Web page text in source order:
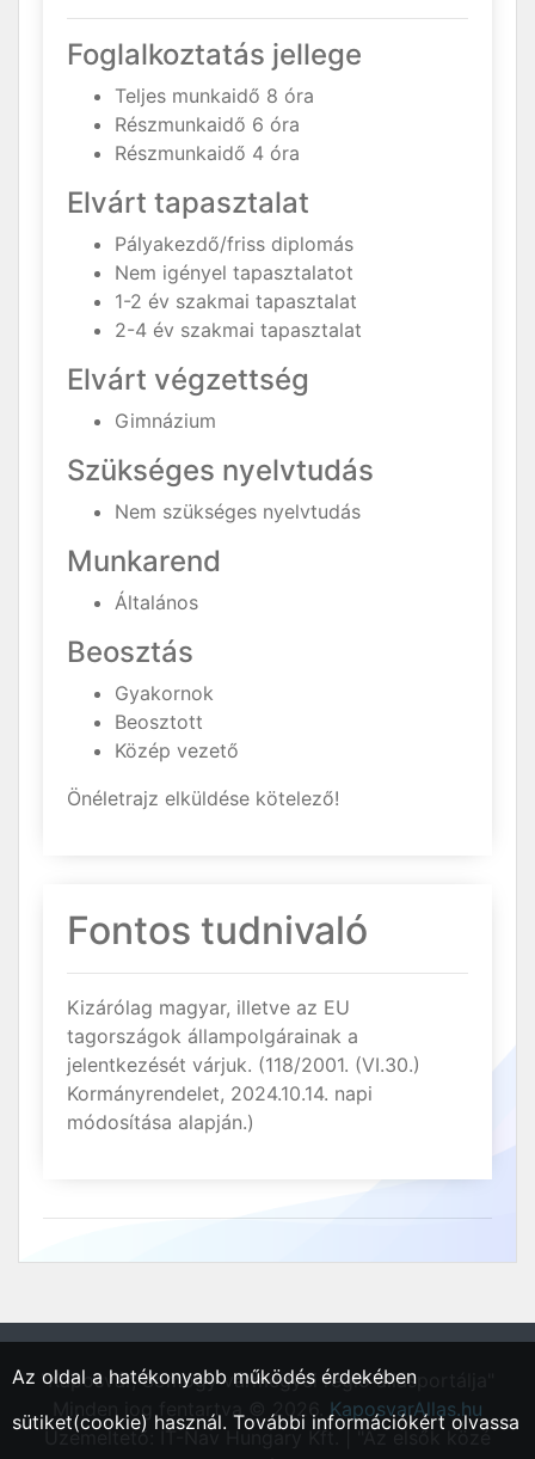
Foglalkoztatás jellege
Teljes munkaidő 8 óra
Részmunkaidő 6 óra
Részmunkaidő 4 óra
Elvárt tapasztalat
Pályakezdő/friss diplomás
Nem igényel tapasztalatot
1-2 év szakmai tapasztalat
2-4 év szakmai tapasztalat
Elvárt végzettség
Gimnázium
Szükséges nyelvtudás
Nem szükséges nyelvtudás
Munkarend
Általános
Beosztás
Gyakornok
Beosztott
Közép vezető
Önéletrajz elküldése kötelező!
Fontos tudnivaló
Kizárólag magyar, illetve az EU
tagországok állampolgárainak a
jelentkezését várjuk. (118/2001. (VI.30.)
Kormányrendelet, 2024.10.14. napi
módosítása alapján.)
"Kaposvár, Somogy vármegyei régió állásportálja"
Minden jog fentartva © 2026. KaposvarAllas.hu
Üzemeltető: IT-Nav Hungary Kft. | "Az elsők közé
Az oldal a hatékonyabb működés érdekében
sütiket(cookie) használ. További információkért olvassa